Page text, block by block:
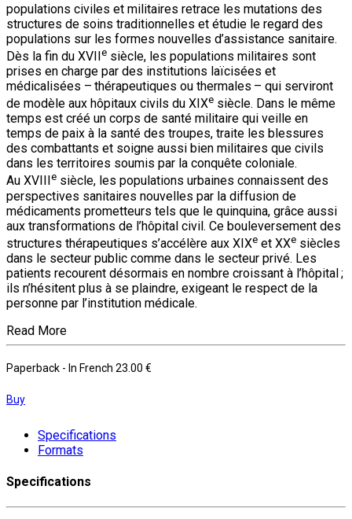
populations civiles et militaires retrace les mutations des
structures de soins traditionnelles et étudie le regard des
populations sur les formes nouvelles d’assistance sanitaire.
Dès la fin du XVIIe siècle, les populations militaires sont
prises en charge par des institutions laïcisées et
médicalisées – thérapeutiques ou thermales – qui serviront
de modèle aux hôpitaux civils du XIXe siècle. Dans le même
temps est créé un corps de santé militaire qui veille en
temps de paix à la santé des troupes, traite les blessures
des combattants et soigne aussi bien militaires que civils
dans les territoires soumis par la conquête coloniale.
Au XVIII
e siècle, les populations urbaines connaissent des
perspectives sanitaires nouvelles par la diffusion de
médicaments prometteurs tels que le quinquina, grâce aussi
aux transformations de l’hôpital civil. Ce bouleversement des
structures thérapeutiques s’accélère aux XIXe et XXe siècles
dans le secteur public comme dans le secteur privé. Les
patients recourent désormais en nombre croissant à l’hôpital ;
ils n’hésitent plus à se plaindre, exigeant le respect de la
personne par l’institution médicale.
Read More
Paperback - In French 23.00 €
Buy
Specifications
Formats
Specifications